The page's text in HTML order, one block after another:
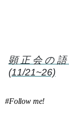
顕正会の
(11/21~26)
#Follow me!